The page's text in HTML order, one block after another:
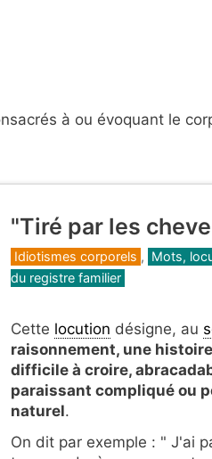
à ou évoquant le
"Tiré par les
Catégories
Idiotismes corporels , Mots,
du registre familier
Cette locution désigne, au
raisonnement, une
difficile à croire,
paraissant compliqué ou
naturel.
On dit par exemple : " J'ai